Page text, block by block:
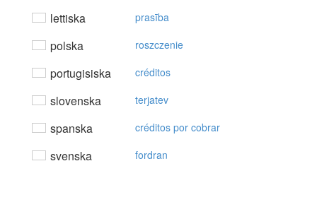
lettiska prasība
polska roszczenie
portugisiska créditos
slovenska terjatev
spanska créditos por cobrar
svenska fordran